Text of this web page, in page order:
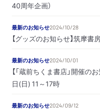
40周年企画）
最新のお知らせ2024/10/28
【グッズのお知らせ】筑摩
最新のお知らせ2024/10/01
【「蔵前ちくま書店」開催の
日(日) 11～17時
最新のお知らせ2024/09/12